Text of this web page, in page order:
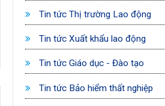
Tin tức Thị trường Lao động
Tin tức Xuất khẩu lao động
Tin tức Giáo dục - Đào tạo
Tin tức Bảo hiểm thất nghiệp